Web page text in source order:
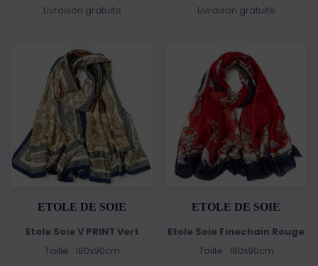
Livraison gratuite Livraison gratuite
ETOLE DE SOIE
Etole Soie V PRINT Vert
Taille : 180x90cm
ETOLE DE SOIE
Etole Soie Finechain Rouge
Taille : 180x90cm